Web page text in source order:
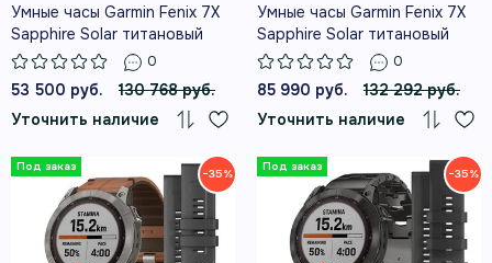
Умные часы Garmin Fenix 7X
Sapphire Solar титановый
синий минерал DLC с белым
0
53 500 руб.
130 768 руб.
Уточнить наличие
Умные часы Garmin Fenix 7X
Sapphire Solar титановый
угольно-серый DLC с
силиконовым ремешком
0
85 990 руб.
132 292 руб.
Уточнить наличие
−35% −35%